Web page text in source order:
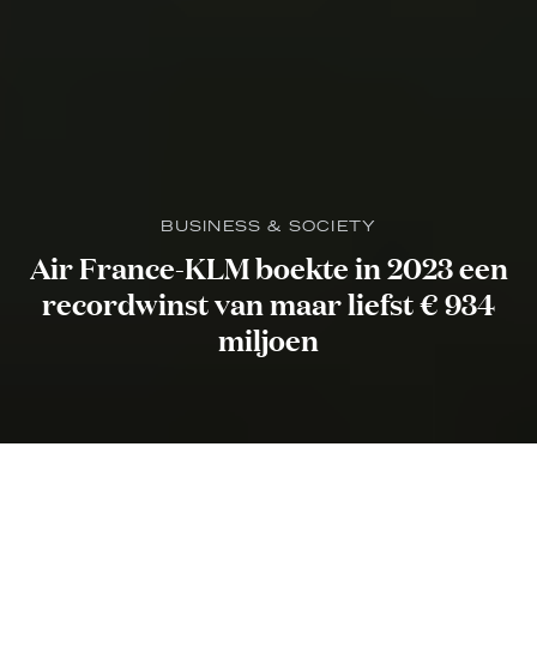
BUSINESS & SOCIETY
Air France-KLM boekte in 2023 een
recordwinst van maar liefst € 934
miljoen